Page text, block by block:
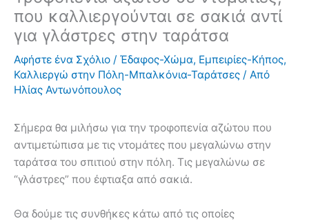
που καλλιεργούνται σε σακιά αντί
για γλάστρες στην ταράτσα
Αφήστε ένα Σχόλιο / Έδαφος-Χώμα, Εμπειρίες-Κήπος,
Καλλιεργώ στην Πόλη-Μπαλκόνια-Ταράτσες / Από
Ηλίας Αντωνόπουλος
Σήμερα θα μιλήσω για την τροφοπενία αζώτου που
αντιμετώπισα με τις ντομάτες που μεγαλώνω στην
ταράτσα του σπιτιού στην πόλη. Τις μεγαλώνω σε
“γλάστρες” που έφτιαξα από σακιά.
Θα δούμε τις συνθήκες κάτω από τις οποίες